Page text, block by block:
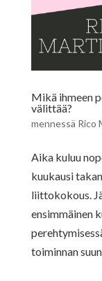
Mikä ihmeen
välittää?
mennessä Rico
Aika kuluu
kuukausi
liittokokous.
ensimmäinen
toiminnan